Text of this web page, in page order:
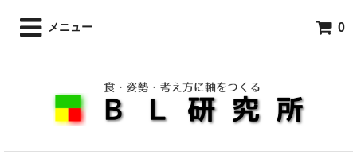
メニュー 0